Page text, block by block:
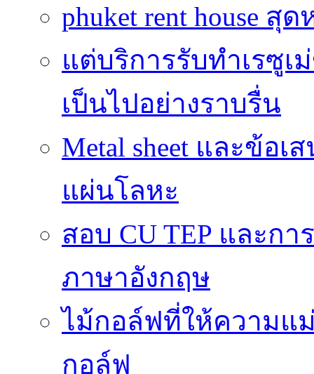
phuket rent house
แต่บริการรับทำเรซูเ
เป็นไปอย่างราบรื่น
Metal sheet และข้อ
แผ่นโลหะ
สอบ CU TEP และก
ภาษาอังกฤษ
ไม้กอล์ฟที่ให้ความแ
กอล์ฟ